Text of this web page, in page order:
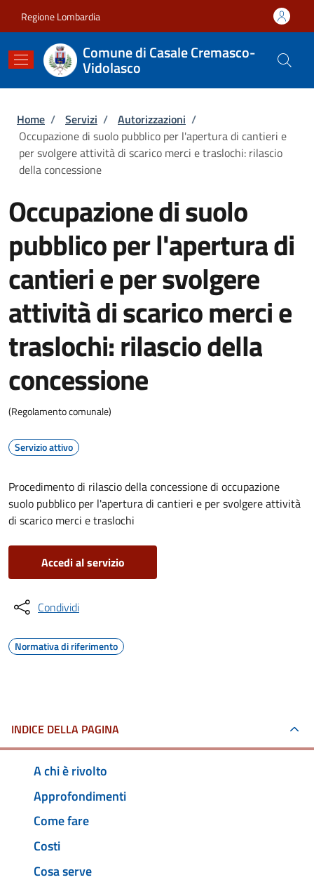
Regione Lombardia
Comune di Casale Cremasco-
Vidolasco
Briciole di pane
Home / Servizi / Autorizzazioni /
Occupazione di suolo pubblico per l'apertura di cantieri e
per svolgere attività di scarico merci e traslochi: rilascio
della concessione
Occupazione di suolo
pubblico per l'apertura di
cantieri e per svolgere
attività di scarico merci e
traslochi: rilascio della
concessione
(Regolamento comunale)
Servizio attivo
Procedimento di rilascio della concessione di occupazione
suolo pubblico per l'apertura di cantieri e per svolgere attività
di scarico merci e traslochi
Accedi al servizio
Condividi
Normativa di riferimento
INDICE DELLA PAGINA
A chi è rivolto
Approfondimenti
Come fare
Costi
Cosa serve